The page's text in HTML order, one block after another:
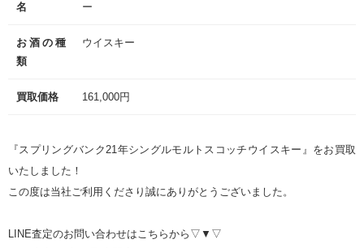
名
ー
お酒の種
類
ウイスキー
買取価格 161,000円
『スプリングバンク21年シングルモルトスコッチウイスキー』をお買取
いたしました！
この度は当社ご利用くださり誠にありがとうございました。
LINE査定のお問い合わせはこちらから▽▼▽